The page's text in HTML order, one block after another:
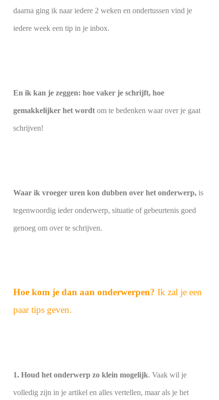
daarna ging ik naar iedere 2 weken en ondertussen vind je
iedere week een tip in je inbox.
En ik kan je zeggen: hoe vaker je schrijft, hoe
gemakkelijker het wordtom te bedenken waar over je gaat
schrijven!
Waar ik vroeger uren kon dubben over het onderwerp,is
tegenwoordig ieder onderwerp, situatie of gebeurtenis goed
genoeg om over te schrijven.
Hoe kom je dan aan onderwerpen? Ik zal je een
paar tips geven.
1. Houd het onderwerp zo klein mogelijk. Vaak wil je
volledig zijn in je artikel en alles vertellen, maar als je het